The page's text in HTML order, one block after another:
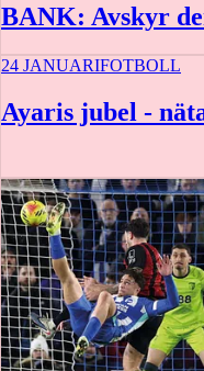
BANK: Avskyr
24 JANUARIFOTBOLL
Ayaris jubel -